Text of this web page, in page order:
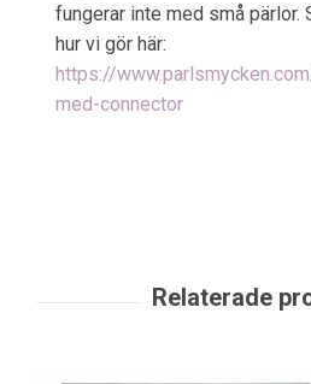
fungerar inte med små pärlor.
hur vi gör här:
https://
med-connector